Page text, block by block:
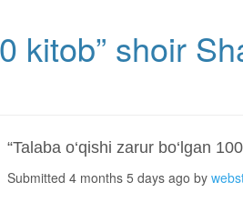
kitob” shoir
“Talaba o‘qishi zarur bo‘lgan
Submitted 4 months 5 days ago by